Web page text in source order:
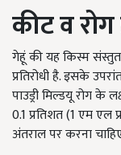
कीट व रोग
गेहूं की यह किस्म संस्तुत
प्रतिरोधी है. इसके
पाउड्री मिल्डयू रोग के
0.1 प्रतिशत (1 एम एल
अंतराल पर करना